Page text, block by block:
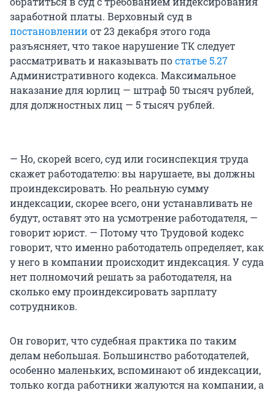
заработной платы. Верховный суд в
постановленииот 23 декабря этого года
разъясняет, что такое нарушение ТК следует
рассматривать и наказывать постатье 5.27
Административного кодекса. Максимальное
наказание для юрлиц — штраф 50 тысяч рублей,
для должностных лиц — 5 тысяч рублей.
— Но, скорей всего, суд или госинспекция труда
скажет работодателю: вы нарушаете, вы должны
проиндексировать. Но реальную сумму
индексации, скорее всего, они устанавливать не
будут, оставят это на усмотрение работодателя, —
говорит юрист. — Потому что Трудовой кодекс
говорит, что именно работодатель определяет, как
у него в компании происходит индексация. У суда
нет полномочий решать за работодателя, на
сколько ему проиндексировать зарплату
сотрудников.
Он говорит, что судебная практика по таким
делам небольшая. Большинство работодателей,
особенно маленьких, вспоминают об индексации,
только когда работники жалуются на компании, а